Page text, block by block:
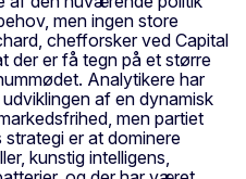
men ingen store
chefforsker ved Capital
der er få tegn på et større
Analytikere har
af en dynamisk
men partiet
strategi er at dominere
kunstig intelligens,